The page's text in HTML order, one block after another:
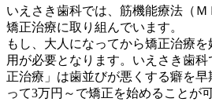
いえさき歯科では、筋機能療法（
矯正治療に取り組んでいます。
もし、大人になってから矯正治療
用が必要となります。いえさき歯
正治療」は歯並びが悪くする癖を
って3万円～で矯正を始めることが